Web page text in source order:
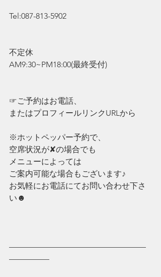
Tel:087-813-5902
不定休
AM9:30~PM18:00(最終受付)
☞ご予約はお電話、
またはプロフィールリンクURLから
※ホットペッパー予約で、
空席状況が✘の場合でも
メニューによっては
ご案内可能な場合もございます♪
お気軽にお電話にてお問い合わせ下さ
い☻
—————————————————
—————